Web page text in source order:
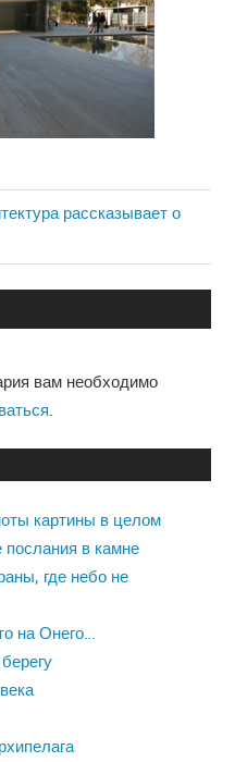
рассказывает о
вам необходимо
картины в целом
в камне
где небо не
на Онего…